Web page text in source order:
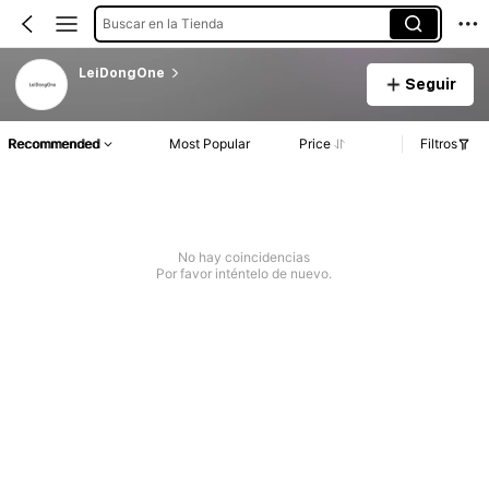
Buscar en la Tienda
LeiDongOne
Seguir
Recommended Most Popular Price Filtros
No hay coincidencias
Por favor inténtelo de nuevo.